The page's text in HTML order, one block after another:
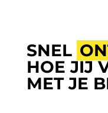
SNEL
HOE JIJ
MET JE